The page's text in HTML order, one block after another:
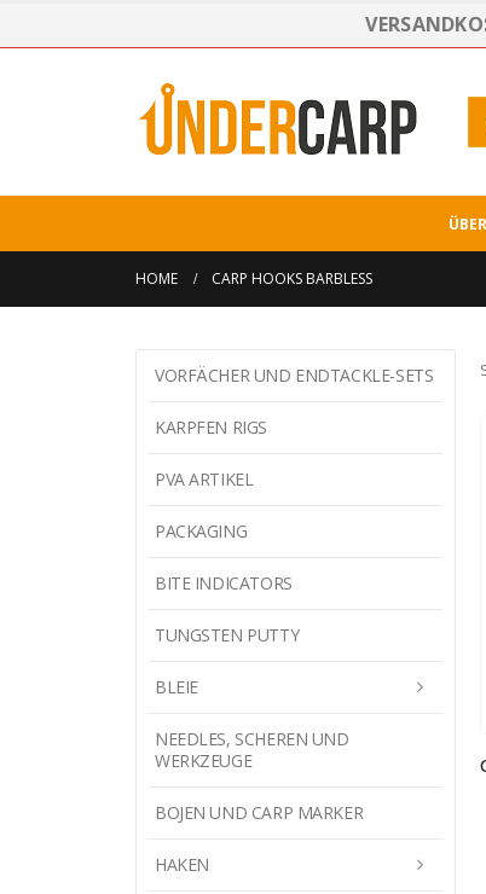
HOME CARP HOOKS BARBLESS
VORFÄCHER UND ENDTACKLE-SETS
KARPFEN RIGS
PVA ARTIKEL
PACKAGING
BITE INDICATORS
TUNGSTEN PUTTY
BLEIE
NEEDLES, SCHEREN UND
WERKZEUGE
BOJEN UND CARP MARKER
HAKEN